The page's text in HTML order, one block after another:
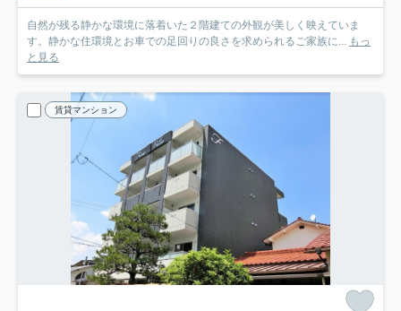
自然が残る静かな環境に落着いた２階建ての外観が美しく映えていま
す。静かな住環境とお車での足回りの良さを求められるご家族に...
もっ
と見る
賃貸マンション